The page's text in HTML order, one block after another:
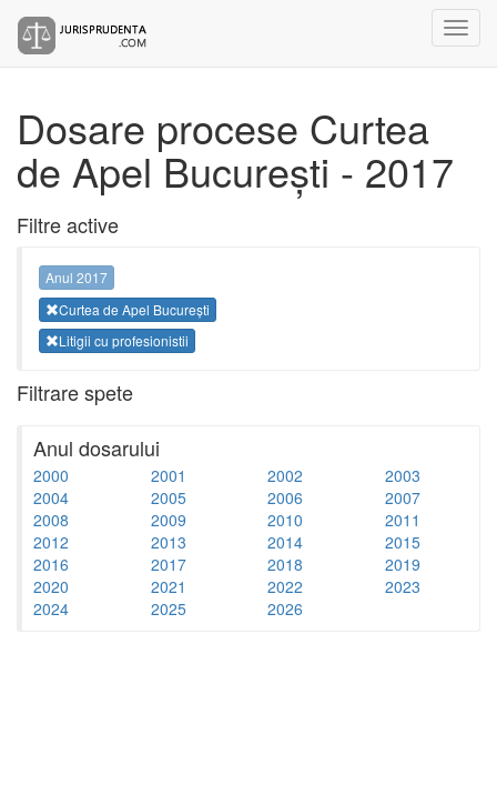
Dosare procese Curtea
de Apel București - 2017
Filtre active
Anul 2017
Curtea de Apel București
Litigii cu profesionistii
Filtrare spete
Anul dosarului
2000 2001 2002
2003
2004
2005 2006
2007
2008
2009 2010
2011
2012
2013 2014
2015
2016
2017 2018
2019
2020
2021 2022
2023
2024
2025 2026